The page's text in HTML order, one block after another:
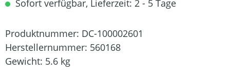
Sofort verfügbar, Lieferzeit: 2 - 5 Tage
Produktnummer: DC-100002601
Herstellernummer: 560168
Gewicht: 5.6 kg